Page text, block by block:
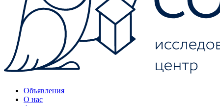
Объявления
О нас